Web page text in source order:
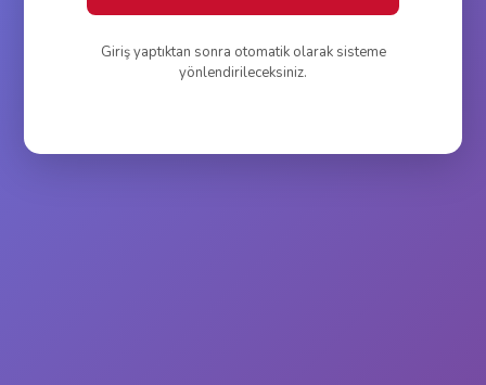
Giriş yaptıktan sonra otomatik olarak sisteme
yönlendirileceksiniz.